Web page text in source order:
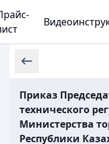
Приказ
технического
Министерства
Республики